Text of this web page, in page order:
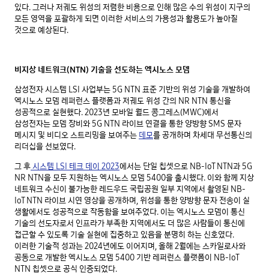
있다. 그러나 저궤도 위성의 저렴한 비용으로 인해 많은 수의 위성이 지구의
모든 영역을 포괄하게 되면 이러한 서비스의 가용성과 활용도가 높아질
것으로 예상된다.
비지상 네트워크(NTN) 기술을 선도하는 엑시노스 모뎀
삼성전자 시스템 LSI 사업부는 5G NTN 표준 기반의 위성 기술을 개발하여
엑시노스 모뎀 레퍼런스 플랫폼과 저궤도 위성 간의 NR NTN 통신을
성공적으로 실현했다. 2023년 모바일 월드 콩그레스(MWC)에서
삼성전자는 모뎀 장비와 5G NTN 라이브 연결을 통한 양방향 SMS 문자
메시지 및 비디오 스트리밍을 보여주는 데모를 공개하며 차세대 무선통신의
리더십을 선보였다.
그 후시스템 LSI 테크 데이 2023에서는 단일 칩셋으로 NB-IoT NTN과 5G
NR NTN을 모두 지원하는 엑시노스 모뎀 5400을 출시했다. 이와 함께 지상
네트워크 수신이 불가능한 레드우드 국립공원 일부 지역에서 촬영된 NB-
IoT NTN 라이브 시연 영상을 공개하며, 위성을 통한 양방향 문자 전송이 실
생활에서도 성공적으로 작동함을 보여주었다. 이는 엑시노스 모뎀이 통신
기술의 선도자로서 인프라가 부족한 지역에서도 더 많은 사람들이 통신에
접근할 수 있도록 기술 실현에 집중하고 있음을 분명히 하는 신호였다.
이러한 기술적 성과는 2024년에도 이어지며, 올해 2월에는 스카일로사와
공동으로 개발한 엑시노스 모뎀 5400 기반 레퍼런스 플랫폼이 NB-IoT
NTN 칩셋으로 공식 인증되었다.